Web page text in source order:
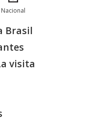
Nacional
Brasil
visita